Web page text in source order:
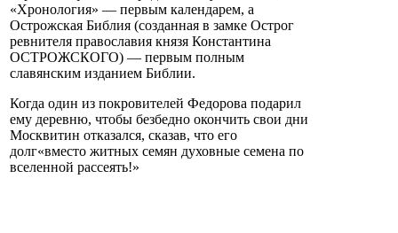
«Хронология» — первым календарем, а
Острожская Библия (созданная в замке Острог
ревнителя православия князя Константина
ОСТРОЖСКОГО) — первым полным
славянским изданием Библии.
Когда один из покровителей Федорова подарил
ему деревню, чтобы безбедно окончить свои дни
Москвитин отказался, сказав, что его
долг«вместо житных семян духовные семена по
вселенной рассеять!»